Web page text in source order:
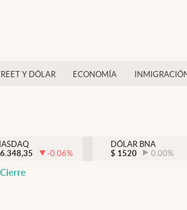
Y DÓLAR ECONOMÍA
-0.06%
DÓLAR BNA
$ 1520 0.00%
Cierre